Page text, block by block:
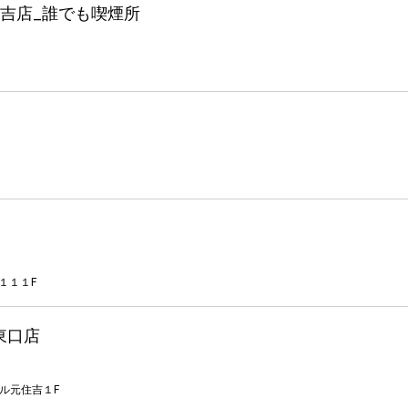
店_誰でも喫煙所
１１F
口店
元住吉１F